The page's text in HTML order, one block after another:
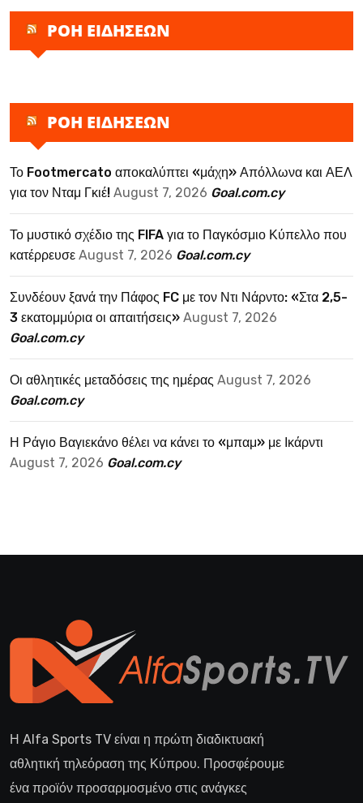
ΡΟΗ ΕΙΔΗΣΕΩΝ
ΡΟΗ ΕΙΔΗΣΕΩΝ
Το Footmercato αποκαλύπτει «μάχη» Απόλλωνα και ΑΕΛ
για τον Νταμ Γκιέ! August 7, 2026 Goal.com.cy
Το μυστικό σχέδιο της FIFA για το Παγκόσμιο Κύπελλο που
κατέρρευσε August 7, 2026 Goal.com.cy
Συνδέουν ξανά την Πάφος FC με τον Ντι Νάρντο: «Στα 2,5-
3 εκατομμύρια οι απαιτήσεις» August 7, 2026
Goal.com.cy
Οι αθλητικές μεταδόσεις της ημέρας August 7, 2026
Goal.com.cy
Η Ράγιο Βαγιεκάνο θέλει να κάνει το «μπαμ» με Ικάρντι
August 7, 2026 Goal.com.cy
Η Alfa Sports TV είναι η πρώτη διαδικτυακή
αθλητική τηλεόραση της Κύπρου. Προσφέρουμε
ένα προϊόν προσαρμοσμένο στις ανάγκες